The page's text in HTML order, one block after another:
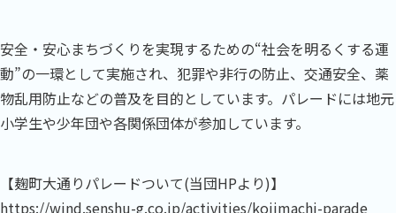
安全・安心まちづくりを実現するための“社会を明るくする運
動”の一環として実施され、犯罪や非行の防止、交通安全、薬
物乱用防止などの普及を目的としています。パレードには地元
小学生や少年団や各関係団体が参加しています。
【麹町大通りパレードついて(当団HPより)】
https://wind.senshu-g.co.jp/activities/kojimachi-parade